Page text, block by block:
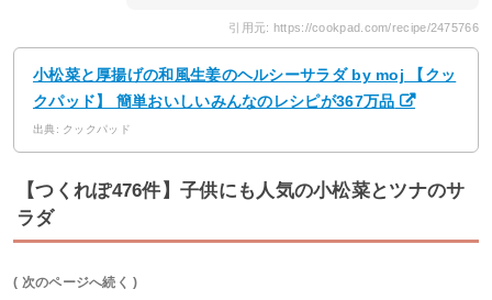
引用元: https://cookpad.com/recipe/2475766
小松菜と厚揚げの和風生姜のヘルシーサラダ by moj 【クッ
クパッド】 簡単おいしいみんなのレシピが367万品
出典: クックパッド
【つくれぽ476件】子供にも人気の小松菜とツナのサ
ラダ
( 次のページへ続く )